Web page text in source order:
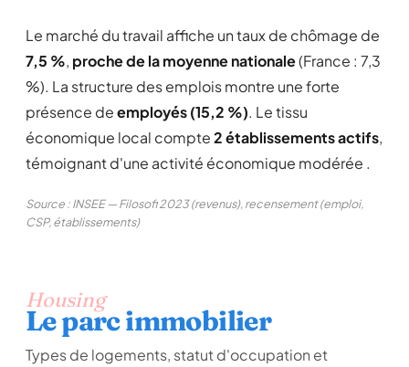
Le marché du travail affiche un taux de chômage de
7,5 %, proche de la moyenne nationale(France : 7,3
%). La structure des emplois montre une forte
présence deemployés (15,2 %). Le tissu
économique local compte2 établissements actifs,
témoignant d'une activité économique modérée .
Source : INSEE — Filosofi 2023 (revenus), recensement (emploi,
CSP, établissements)
Housing
Le parc immobilier
Types de logements, statut d'occupation et